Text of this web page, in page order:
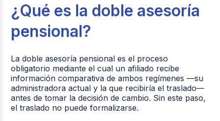
¿Qué es la doble asesoría
pensional?
La doble asesoría pensional es el proceso
obligatorio mediante el cual un afiliado recibe
información comparativa de ambos regímenes —su
administradora actual y la que recibiría el traslado—
antes de tomar la decisión de cambio. Sin este paso,
el traslado no puede formalizarse.